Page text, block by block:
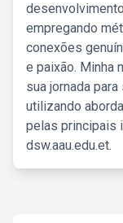
empregando
conexões
e paixão. Minha
sua jornada
utilizando
pelas principais
dsw.aau.edu.et.